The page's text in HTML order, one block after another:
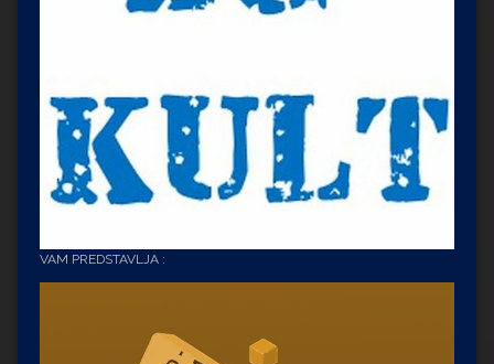
VAM PREDSTAVLJA :